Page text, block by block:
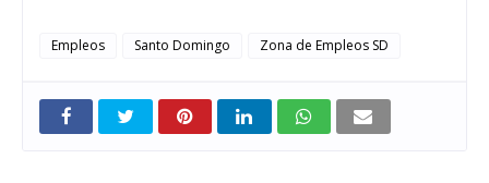
Empleos Santo Domingo Zona de Empleos SD